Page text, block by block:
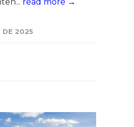
DE 2025